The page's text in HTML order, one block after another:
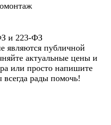
и 223-ФЗ
являются публичной
актуальные цены и
или просто напишите
рады помочь!